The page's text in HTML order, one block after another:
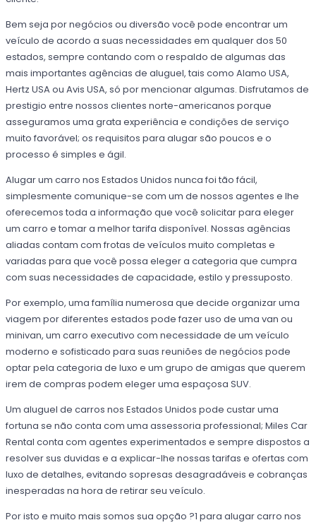
Bem seja por negócios ou diversão você pode encontrar um
veículo de acordo a suas necessidades em qualquer dos 50
estados, sempre contando com o respaldo de algumas das
mais importantes agências de aluguel, tais como Alamo USA,
Hertz USA ou Avis USA, só por mencionar algumas. Disfrutamos de
prestigio entre nossos clientes norte-americanos porque
asseguramos uma grata experiência e condições de serviço
muito favorável; os requisitos para alugar são poucos e o
processo é simples e ágil.
Alugar um carro nos Estados Unidos nunca foi tão fácil,
simplesmente comunique-se com um de nossos agentes e lhe
oferecemos toda a informação que você solicitar para eleger
um carro e tomar a melhor tarifa disponível. Nossas agências
aliadas contam com frotas de veículos muito completas e
variadas para que você possa eleger a categoria que cumpra
com suas necessidades de capacidade, estilo y pressuposto.
Por exemplo, uma família numerosa que decide organizar uma
viagem por diferentes estados pode fazer uso de uma van ou
minivan, um carro executivo com necessidade de um veículo
moderno e sofisticado para suas reuniões de negócios pode
optar pela categoria de luxo e um grupo de amigas que querem
irem de compras podem eleger uma espaçosa SUV.
Um aluguel de carros nos Estados Unidos pode custar uma
fortuna se não conta com uma assessoria professional; Miles Car
Rental conta com agentes experimentados e sempre dispostos a
resolver sus duvidas e a explicar-lhe nossas tarifas e ofertas com
luxo de detalhes, evitando sopresas desagradáveis e cobranças
inesperadas na hora de retirar seu veículo.
Por isto e muito mais somos sua opção ?1 para alugar carro nos